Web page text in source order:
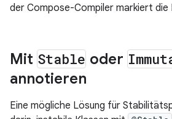
der Compose-Compiler markiert die
Mit Stable oder
annotieren
Eine mögliche Lösung für